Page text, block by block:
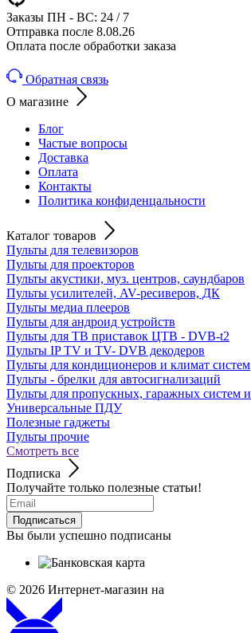
Заказы ПН - ВС: 24 / 7
Отправка после 8.08.26
Оплата после обработки заказа
Обратная связь
О магазине
Блог
Частые вопросы
Доставка
Оплата
Контакты
Политика конфиденцальности
Каталог товаров
Пульты для телевизоров
Пульты для проекторов
Пульты акустики, муз. центров, саундбаров
Пульты усилителей, AV-ресиверов, ДК
Пульты медиа плееров
Пульты для андроид устройств
Пульты для ТВ приставок ЦТВ - DVB-t2
Пульты IP TV и TV- DVB декодеров
Пульты для кондиционеров и климат систем
Пульты - брелки для автосигнализаций
Пульты для пропускных, гаражных систем
Универсальные ПДУ
Полезные гаджеты
Пульты прочие
Смотреть все
Подписка
Получайте только полезные статьи!
Подписаться
Вы были успешно подписаны
© 2026 Интернет-магазин на